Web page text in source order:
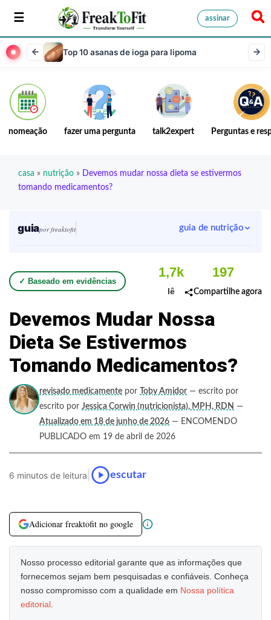
assinar
Top 10 asanas de ioga para lipoma
nomeação fazer uma pergunta talk2expert Perguntas e
casa » nutrição » Devemos mudar nossa dieta se estivermos
tomando medicamentos?
guiapor freaktofit guia de nutrição
✓ Baseado em evidências
1,7k
lê
197
Compartilhe agora
Devemos Mudar Nossa
Dieta Se Estivermos
Tomando Medicamentos?
revisado medicamente por Toby Amidor — escrito por
escrito por Jessica Corwin (nutricionista), MPH, RDN —
Atualizado em 18 de junho de 2026 — ENCOMENDO
PUBLICADO em 19 de abril de 2026
6 minutos de leitura escutar
Adicionar freaktofit no google
Nosso processo editorial garante que as informações que
fornecemos sejam bem pesquisadas e confiáveis. Conheça
nosso compromisso com a qualidade em Nossa política
editorial